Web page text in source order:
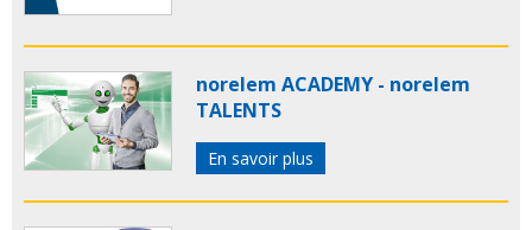
norelem ACADEMY - norelem
TALENTS
En savoir plus